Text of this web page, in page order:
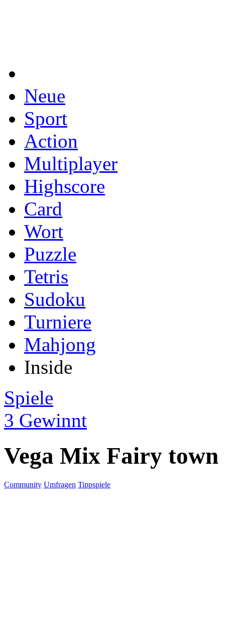
Neue
Sport
Action
Multiplayer
Highscore
Card
Wort
Puzzle
Tetris
Sudoku
Turniere
Mahjong
Inside
Spiele
3 Gewinnt
Vega Mix Fairy town
Community Umfragen Tippspiele